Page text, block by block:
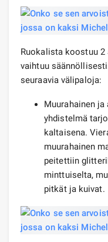
Ruokalista koostuu
vaihtuu
seuraavia välipaloja:
Muurahainen
yhdistelmä
kaltaisena.
muurahainen
peitettiin
minttuiselta,
pitkät ja kuivat.